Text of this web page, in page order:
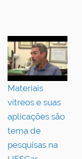
Materiais
vítreos e suas
aplicações são
tema de
pesquisas na